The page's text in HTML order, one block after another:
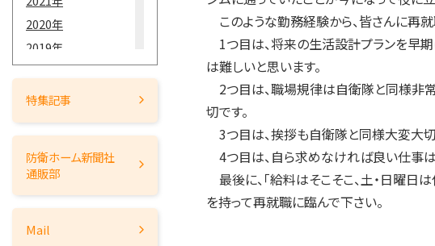
2020年
2019年
2018年
2017年
2014年
2012年
2011年
特集記事
防衛ホーム新聞社
通販部
Mail
このような勤務経験から、皆さんに再
1つ目は、将来の生活設計プランを早
は難しいと思います。
2つ目は、職場規律は自衛隊と同様非
切です。
3つ目は、挨拶も自衛隊と同様大変大切
4つ目は、自ら求めなければ良い仕事
最後に、「給料はそこそこ、土・日曜
を持って再就職に臨んで下さい。